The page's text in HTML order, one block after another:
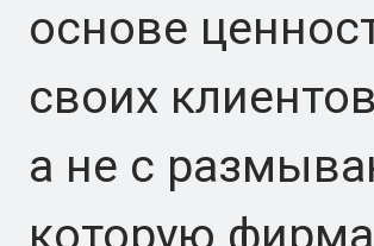
основе
своих
а не с